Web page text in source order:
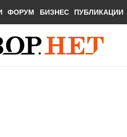
ФОРУМ БИЗНЕС ПУБЛИКАЦИИ